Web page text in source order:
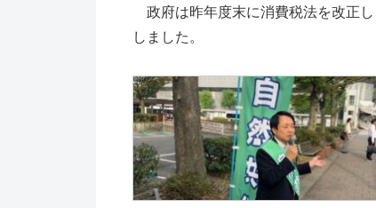
政府は昨年度末に消費税法を改正
しました。